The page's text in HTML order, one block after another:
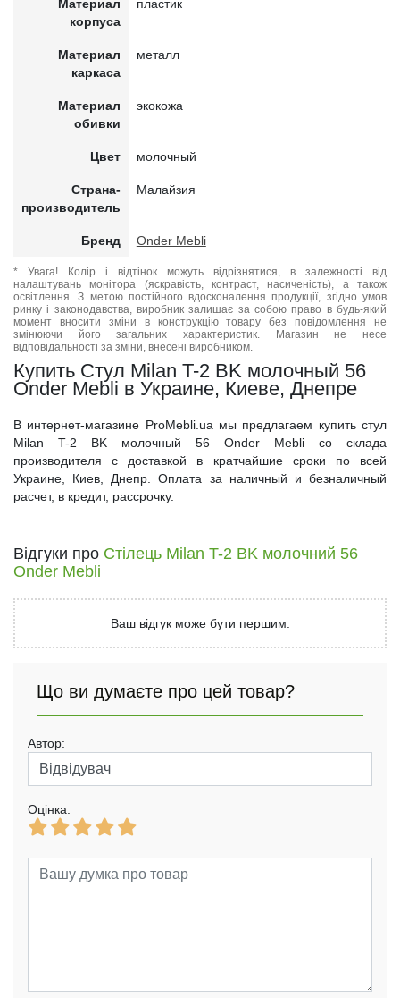
Материал
корпуса
пластик
Материал
каркаса
металл
Материал
обивки
экокожа
Цвет молочный
Страна-
производитель
Малайзия
Бренд Onder Mebli
* Увага! Колір і відтінок можуть відрізнятися, в залежності від
налаштувань монітора (яскравість, контраст, насиченість), а також
освітлення. З метою постійного вдосконалення продукції, згідно умов
ринку і законодавства, виробник залишає за собою право в будь-який
момент вносити зміни в конструкцію товару без повідомлення не
змінюючи його загальних характеристик. Магазин не несе
відповідальності за зміни, внесені виробником.
Купить Стул Milan T-2 BK молочный 56
Onder Mebli в Украине, Киеве, Днепре
В интернет-магазине ProMebli.ua мы предлагаем купить стул
Milan T-2 BK молочный 56 Onder Mebli со склада
производителя с доставкой в кратчайшие сроки по всей
Украине, Киев, Днепр. Оплата за наличный и безналичный
расчет, в кредит, рассрочку.
Відгуки про Стілець Milan T-2 BK молочний 56
Onder Mebli
Ваш відгук може бути першим.
Що ви думаєте про цей товар?
Автор:
Оцінка: